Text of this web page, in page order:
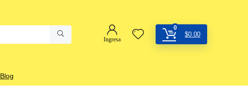
Ingresa
0
$0.00
Blog